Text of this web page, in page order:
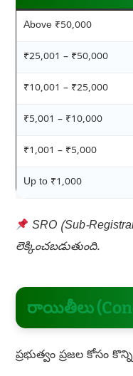
Above ₹50,000
₹25,001 – ₹50,000
₹10,001 – ₹25,000
₹5,001 – ₹10,000
₹1,001 – ₹5,000
Up to ₹1,000
SRO (Sub-
లెక్కించబడుతుంది.
రాయితీలు
ప్రభుత్వం ప్రజల కోసం